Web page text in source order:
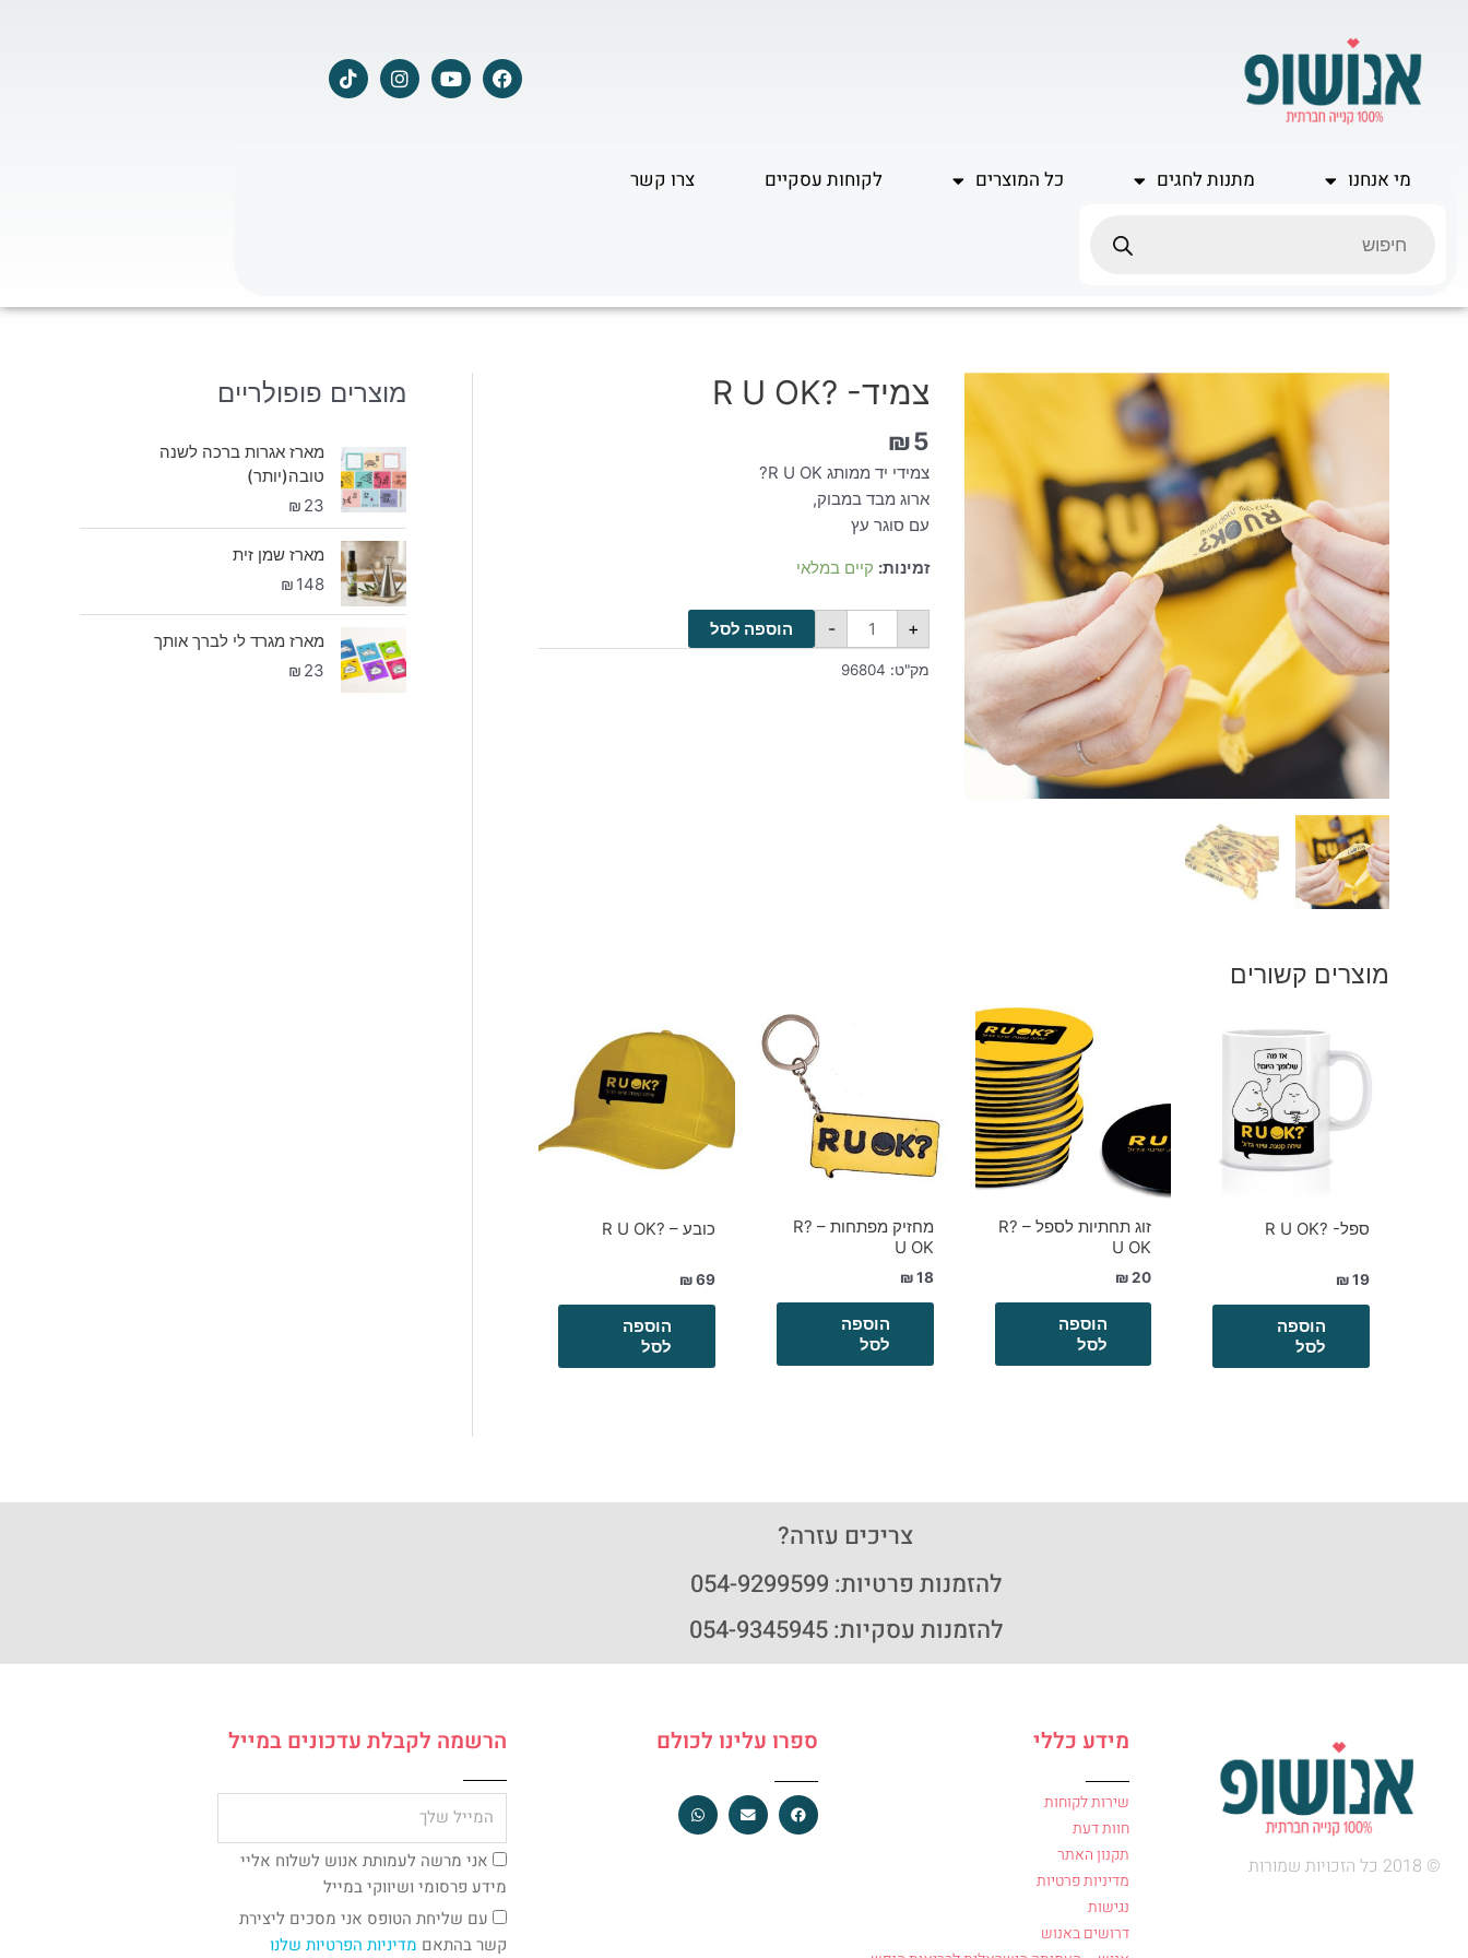
F
a
c
Y
o
u
I
n
s
T
i
k
מי אנחנו מתנות לחגים כל המוצרים לקוחות עסקיים צרו קשר
צמיד- ?R U OK
₪5
צמידי יד ממותג R U OK?
ארוג מבד במבוק,
עם סוגר עץ
זמינות: קיים במלאי
-
כמות
של
צמיד-
+ הוספה לסל
מק"ט: 96804
מוצרים קשורים
ספל- ?R U OK
₪19
הוספה
לסל
זוג תחתיות לספל – ?R
U OK
₪ 20
הוספה
לסל
מחזיק מפתחות – ?R
U OK
₪18
הוספה
לסל
כובע – ?R U OK
₪69
הוספה
לסל
מוצרים פופולריים
מארז אגרות ברכה לשנה
טובה(יותר)
₪ 23
מארז שמן זית
₪ 148
מארז מגרד לי לברך אותך
₪ 23
צריכים עזרה?
להזמנות פרטיות: 054-9299599
להזמנות עסקיות: 054-9345945
© 2018 כל הזכויות שמורות
מידע כללי
שירות לקוחות
חוות דעת
תקנון האתר
מדיניות פרטיות
נגישות
דרושים באנוש
ספרו עלינו לכולם הרשמה לקבלת עדכונים במייל
צ'ק
בוקס
אני מרשה לעמותת אנוש לשלוח אליי
מידע פרסומי ושיווקי במייל
עם שליחת הטופס אני מסכים ליצירת
קשר בהתאם מדיניות הפרטיות שלנו